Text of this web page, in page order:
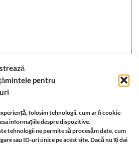
pentru
folosim tehnologii, cum ar fi cookie-
informațiile despre dispozitive.
tehnologii ne permite să procesăm date, cum
sau ID-uri unice pe acest site. Dacă nu îți dai
INALTA MAGIE-dogma
69,00 lei